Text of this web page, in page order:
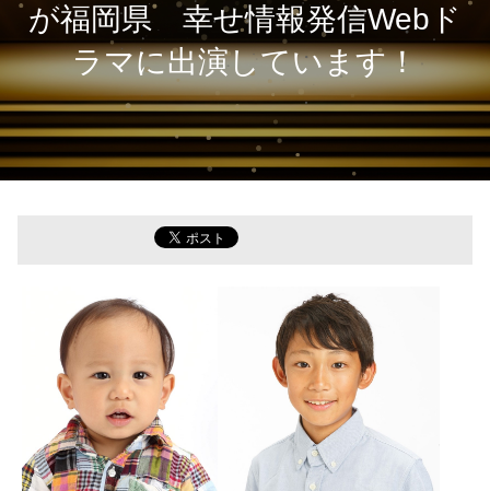
が福岡県 幸せ情報発信Webド
ラマに出演しています！